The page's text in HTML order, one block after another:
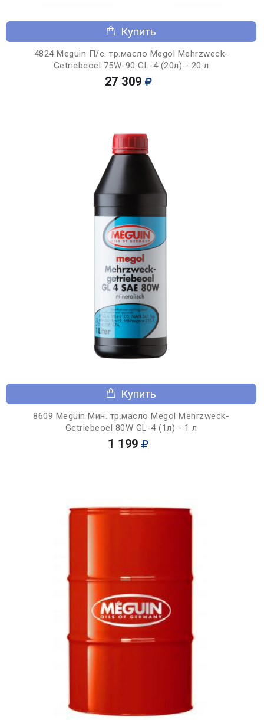
Купить
4824 Meguin П/с. тр.масло Megol Mehrzweck-
Getriebeoel 75W-90 GL-4 (20л) - 20 л
27 309
Купить
8609 Meguin Мин. тр.масло Megol Mehrzweck-
Getriebeoel 80W GL-4 (1л) - 1 л
1 199